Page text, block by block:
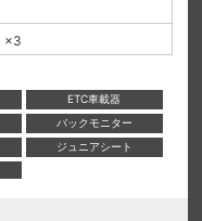
×3
ETC車載器
バックモニター
ジュニアシート